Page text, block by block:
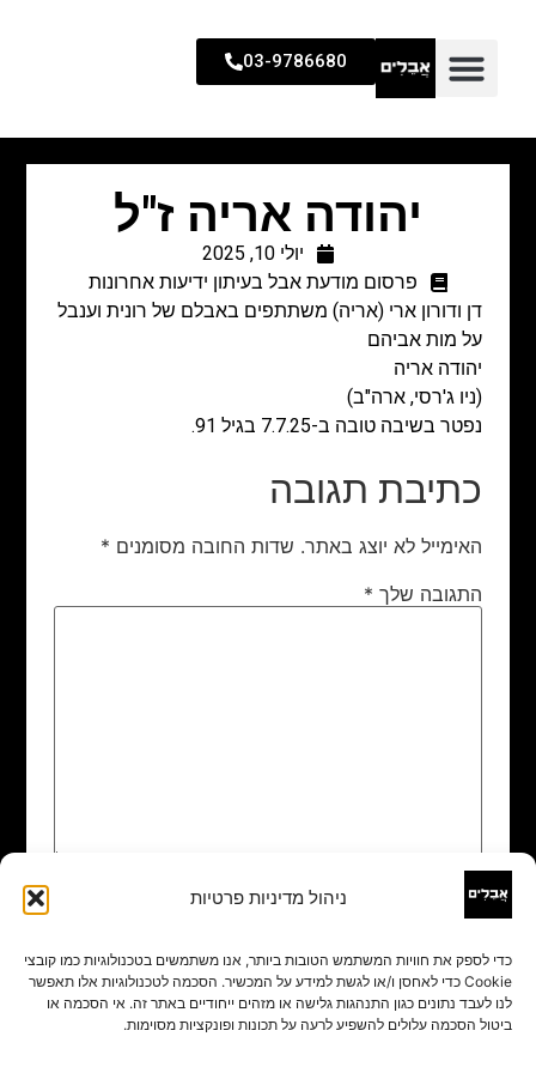
ניהול מדיניות פרטיות
כדי לספק את חוויות המשתמש הטובות ביותר, אנו משתמשים בטכנולוגיות כמו קובצי
Cookie כדי לאחסן ו/או לגשת למידע על המכשיר. הסכמה לטכנולוגיות אלו תאפשר
לנו לעבד נתונים כגון התנהגות גלישה או מזהים ייחודיים באתר זה. אי הסכמה או
ביטול הסכמה עלולים להשפיע לרעה על תכונות ופונקציות מסוימות.
03-9786680
יהודה אריה ז"ל
יולי 10, 2025
פרסום מודעת אבל בעיתון ידיעות אחרונות
דן ודורון ארי (אריה) משתתפים באבלם של רונית וענבל
על מות אביהם
יהודה אריה
(ניו ג'רסי, ארה"ב)
נפטר בשיבה טובה ב-7.7.25 בגיל 91.
כתיבת תגובה
האימייל לא יוצג באתר. שדות החובה מסומנים *
התגובה שלך *
שם
אימייל*